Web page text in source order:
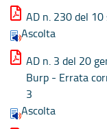
AD n. 230 del
Ascolta
AD n. 3 del 20
Burp - Errata
3
Ascolta